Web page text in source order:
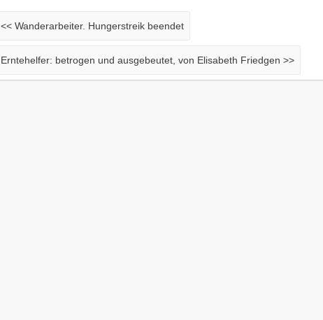
<< Wanderarbeiter. Hungerstreik beendet
Erntehelfer: betrogen und ausgebeutet, von Elisabeth Friedgen>>